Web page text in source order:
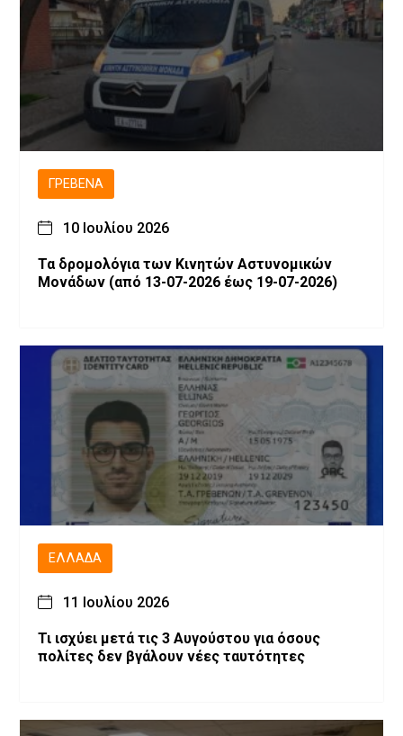
ΓΡΕΒΕΝΆ
10 Ιουλίου 2026
Τα δρομολόγια των Κινητών Αστυνομικών
Μονάδων (από 13-07-2026 έως 19-07-2026)
ΕΛΛΆΔΑ
11 Ιουλίου 2026
Τι ισχύει μετά τις 3 Αυγούστου για όσους
πολίτες δεν βγάλουν νέες ταυτότητες